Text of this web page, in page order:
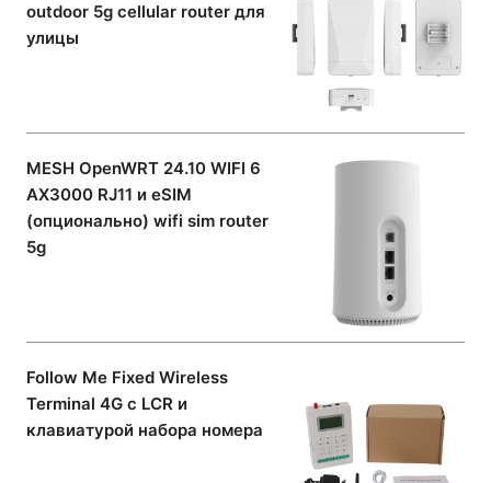
outdoor 5g cellular router для
улицы
MESH OpenWRT 24.10 WIFI 6
AX3000 RJ11 и eSIM
(опционально) wifi sim router
5g
Follow Me Fixed Wireless
Terminal 4G с LCR и
клавиатурой набора номера